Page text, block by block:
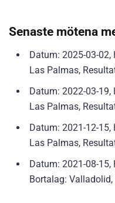
Senaste mötena
Datum: 2025-03-
Las Palmas,
Datum: 2022-03-
Las Palmas,
Datum: 2021-12-
Las Palmas,
Datum: 2021-08-
Bortalag: Valladolid,